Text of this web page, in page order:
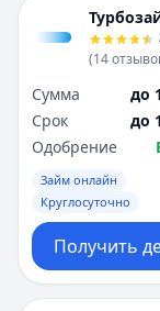
(14
Сумма
до
Срок
до
Одобрение
Займ онлайн
Круглосуточно
Получить